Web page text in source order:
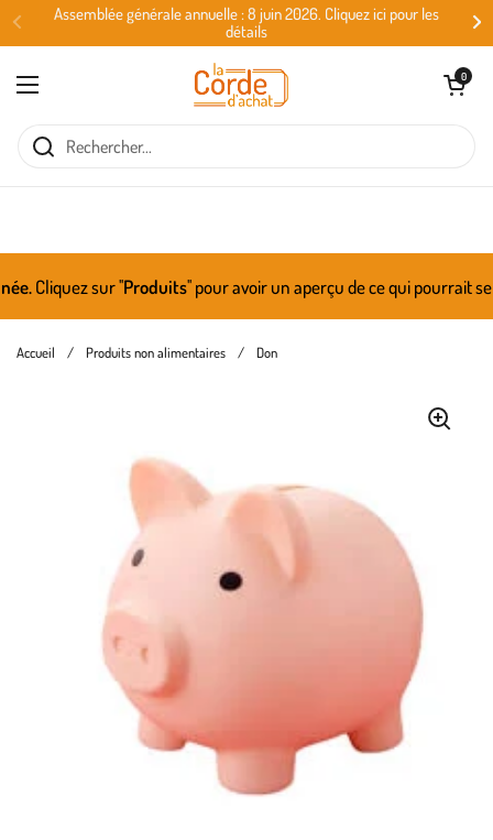
Passer au contenu
Assemblée générale annuelle : 8 juin 2026. Cliquez ici pour les
détails
Ouvrir le menu
Ouvrir le
0
Cliquez sur ''Produits'' pour avoir un aperçu de ce qui pourrait se
Accueil / Produits non alimentaires / Don